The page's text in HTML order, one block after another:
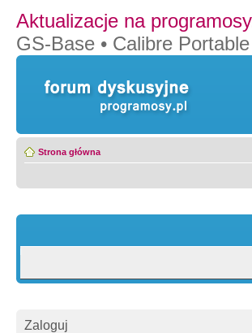
Aktualizacje na
GS-Base • Calibre Portable
Strona główna
Zaloguj